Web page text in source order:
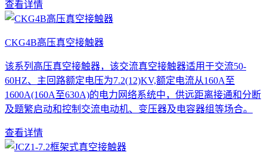
查看详情
CKG4B高压真空接触器
该系列高压真空接触器，该交流真空接触器适用于交流50-
60HZ、主回路额定电压为7.2(12)KV,额定电流从160A至
1600A(160A至630A)的电力网络系统中，供远距离接通和分断
及题繁启动和控制交流电动机、变压器及电容器组等场合。
查看详情